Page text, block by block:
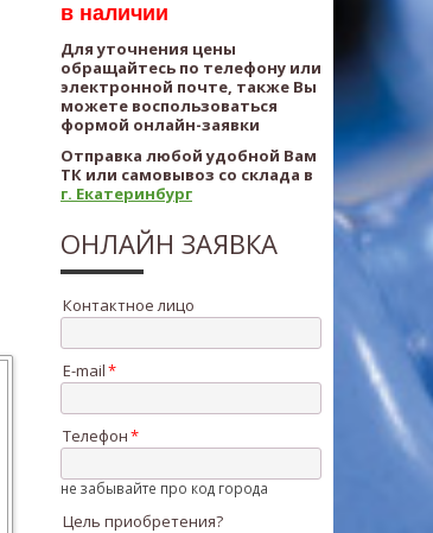
в наличии
Для уточнения цены
обращайтесь по телефону или
электронной почте, также Вы
можете воспользоваться
формой онлайн-заявки
Отправка любой удобной Вам
ТК или самовывоз со склада в
г. Екатеринбург
ОНЛАЙН ЗАЯВКА
Контактное лицо
E-mail
Телефон
не забывайте про код города
Цель приобретения?